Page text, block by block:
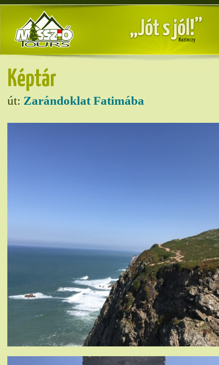
Képtár
út: Zarándoklat Fatimába